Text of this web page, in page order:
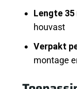
Lengte 35
houvast
Verpakt
montage